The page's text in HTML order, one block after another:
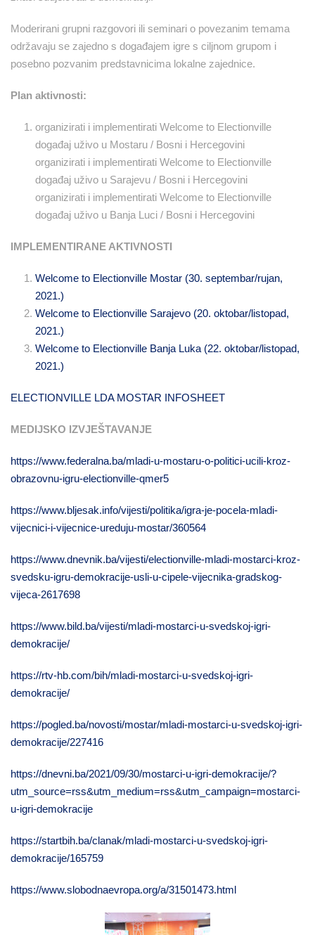
Moderirani grupni razgovori ili seminari o povezanim temama
održavaju se zajedno s događajem igre s ciljnom grupom i
posebno pozvanim predstavnicima lokalne zajednice.
Plan aktivnosti:
organizirati i implementirati Welcome to Electionville
događaj uživo u Mostaru / Bosni i Hercegovini
organizirati i implementirati Welcome to Electionville
događaj uživo u Sarajevu / Bosni i Hercegovini
organizirati i implementirati Welcome to Electionville
događaj uživo u Banja Luci / Bosni i Hercegovini
IMPLEMENTIRANE AKTIVNOSTI
Welcome to Electionville Mostar (30. septembar/rujan,
2021.)
Welcome to Electionville Sarajevo (20. oktobar/listopad,
2021.)
Welcome to Electionville Banja Luka (22. oktobar/listopad,
2021.)
ELECTIONVILLE LDA MOSTAR INFOSHEET
MEDIJSKO IZVJEŠTAVANJE
https://www.federalna.ba/mladi-u-mostaru-o-politici-ucili-kroz-
obrazovnu-igru-electionville-qmer5
https://www.bljesak.info/vijesti/politika/igra-je-pocela-mladi-
vijecnici-i-vijecnice-ureduju-mostar/360564
https://www.dnevnik.ba/vijesti/electionville-mladi-mostarci-kroz-
svedsku-igru-demokracije-usli-u-cipele-vijecnika-gradskog-
vijeca-2617698
https://www.bild.ba/vijesti/mladi-mostarci-u-svedskoj-igri-
demokracije/
https://rtv-hb.com/bih/mladi-mostarci-u-svedskoj-igri-
demokracije/
https://pogled.ba/novosti/mostar/mladi-mostarci-u-svedskoj-igri-
demokracije/227416
https://dnevni.ba/2021/09/30/mostarci-u-igri-demokracije/?
utm_source=rss&utm_medium=rss&utm_campaign=mostarci-
u-igri-demokracije
https://startbih.ba/clanak/mladi-mostarci-u-svedskoj-igri-
demokracije/165759
https://www.slobodnaevropa.org/a/31501473.html